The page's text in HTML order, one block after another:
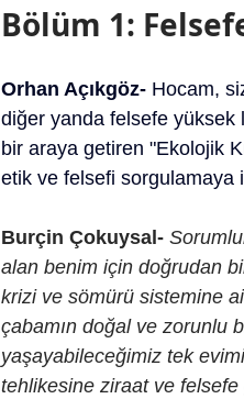
Bölüm 1:
Orhan Açıkgöz- Hocam,
diğer yanda felsefe yüksek
bir araya getiren "Ekolojik
etik ve felsefi sorgulamaya
Burçin Çokuysal-
alan benim için doğrudan
krizi ve sömürü sistemine
çabamın doğal ve zorunlu
yaşayabileceğimiz tek
tehlikesine ziraat ve felsefe